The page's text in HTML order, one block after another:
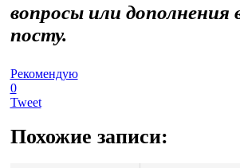
вопросы или
посту.
Рекомендую
0
Tweet
Похожие записи: